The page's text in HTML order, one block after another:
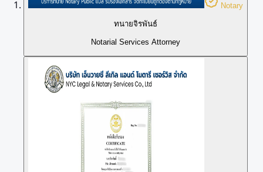
Notary
ทนายจิรพันธ์
Notarial Services Attorney